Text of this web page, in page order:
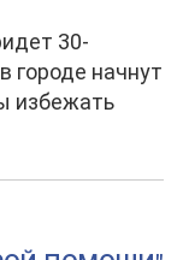
30-
городе начнут
избежать